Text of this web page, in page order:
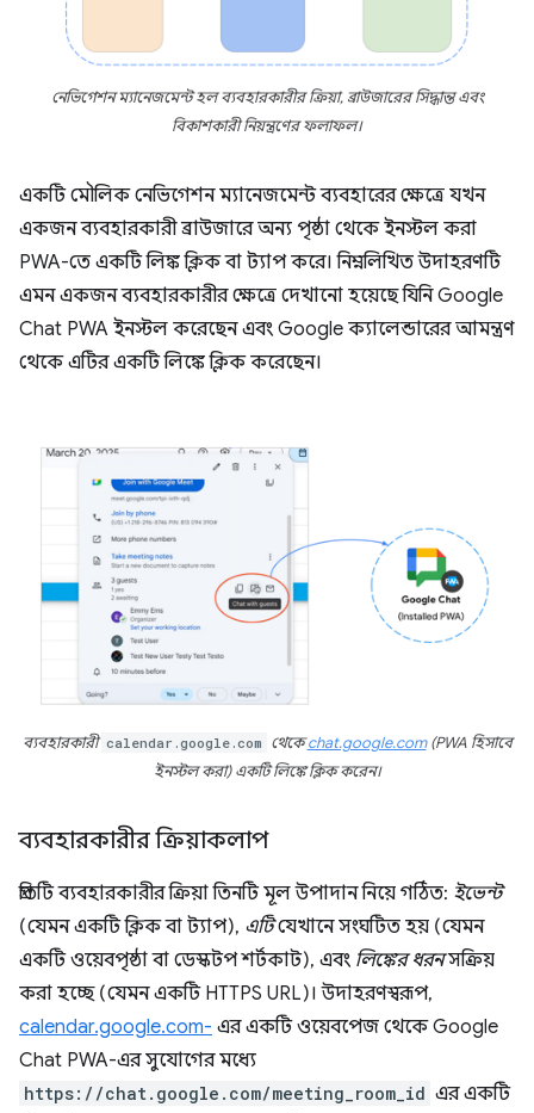
নেভিগেশন ম্যানেজমেন্ট হল ব্যবহারকারীর ক্রিয়া, ব্রাউজারের সিদ্ধান্ত এবং
বিকাশকারী নিয়ন্ত্রণের ফলাফল।
একটি মৌলিক নেভিগেশন ম্যানেজমেন্ট ব্যবহারের ক্ষেত্রে যখন
একজন ব্যবহারকারী ব্রাউজারে অন্য পৃষ্ঠা থেকে ইনস্টল করা
PWA-তে একটি লিঙ্ক ক্লিক বা ট্যাপ করে। নিম্নলিখিত উদাহরণটি
এমন একজন ব্যবহারকারীর ক্ষেত্রে দেখানো হয়েছে যিনি Google
Chat PWA ইনস্টল করেছেন এবং Google ক্যালেন্ডারের আমন্ত্রণ
থেকে এটির একটি লিঙ্কে ক্লিক করেছেন।
ব্যবহারকারী calendar.google.com থেকেchat.google.com(PWA হিসাবে
ইনস্টল করা) একটি লিঙ্কে ক্লিক করেন।
ব্যবহারকারীর ক্রিয়াকলাপ
প্রতিটি ব্যবহারকারীর ক্রিয়া তিনটি মূল উপাদান নিয়ে গঠিত: ইভেন্ট
(যেমন একটি ক্লিক বা ট্যাপ), এটিযেখানে সংঘটিত হয় (যেমন
একটি ওয়েবপৃষ্ঠা বা ডেস্কটপ শর্টকাট), এবং লিঙ্কের ধরনসক্রিয়
করা হচ্ছে (যেমন একটি HTTPS URL)। উদাহরণস্বরূপ,
calendar.google.com- এর একটি ওয়েবপেজ থেকে Google
Chat PWA-এর সুযোগের মধ্যে
https://chat.google.com/meeting_room_id এর একটি